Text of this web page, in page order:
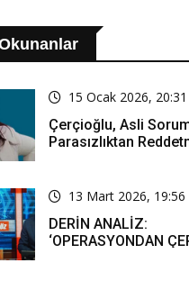
15 Ocak 2026, 20:31
Çerçioğlu, Asli
Parasızlıktan
13 Mart 2026, 19:56
DERİN ANALİZ:
‘OPERASYONDAN